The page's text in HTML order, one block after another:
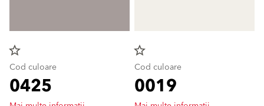
star_border
Cod culoare
0425
star_border
Cod culoare
0019